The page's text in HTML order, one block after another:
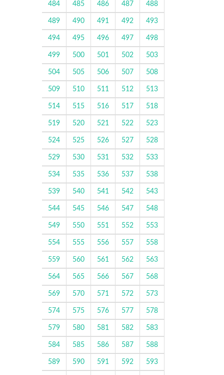
484 485 486 487 488
489 490 491 492 493
494 495 496 497 498
499 500 501 502 503
504 505 506 507 508
509 510 511 512 513
514 515 516 517 518
519 520 521 522 523
524 525 526 527 528
529 530 531 532 533
534 535 536 537 538
539 540 541 542 543
544 545 546 547 548
549 550 551 552 553
554 555 556 557 558
559 560 561 562 563
564 565 566 567 568
569 570 571 572 573
574 575 576 577 578
579 580 581 582 583
584 585 586 587 588
589 590 591 592 593